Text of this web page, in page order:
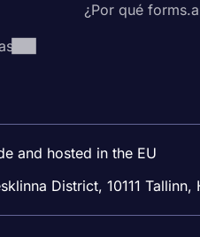
¿Por qué
and hosted in the EU
District, 10111